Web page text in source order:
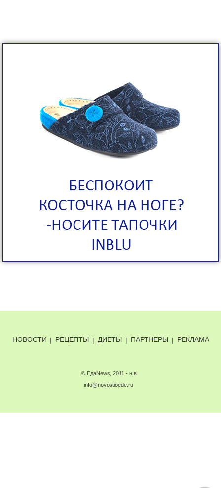
НОВОСТИ | РЕЦЕПТЫ | ДИЕТЫ | ПАРТНЕРЫ | РЕКЛАМА
© ЕдаNews, 2011 - н.в.
info@novostioede.ru